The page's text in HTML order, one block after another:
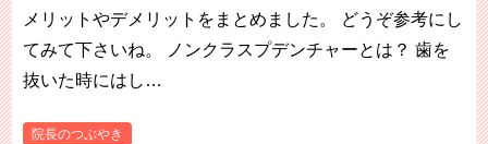
メリットやデメリットをまとめました。 どうぞ参考にし
てみて下さいね。 ノンクラスプデンチャーとは？ 歯を
抜いた時にはし…
院長のつぶやき